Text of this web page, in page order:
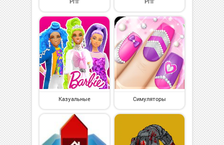
Казуальные Симуляторы